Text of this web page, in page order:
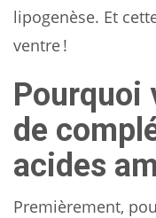
lipogenèse. Et
ventre !
Pourquoi
de
acides
Premièrement,